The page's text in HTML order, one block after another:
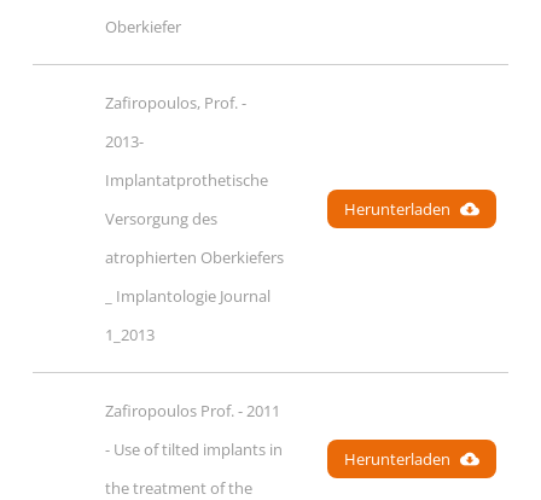
Oberkiefer
Zafiropoulos, Prof. -
2013-
Implantatprothetische
Versorgung des
atrophierten Oberkiefers
_ Implantologie Journal
1_2013
Herunterladen
Zafiropoulos Prof. - 2011
- Use of tilted implants in
the treatment of the
Herunterladen